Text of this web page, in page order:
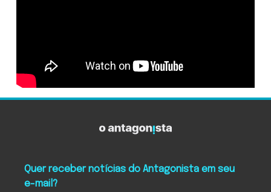
Quer receber notícias do Antagonista em seu
e-mail?